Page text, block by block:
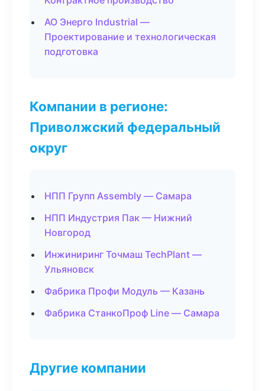
АО Энерго Industrial —
Проектирование и технологическая
подготовка
Компании в регионе:
Приволжский федеральный
округ
НПП Групп Assembly — Самара
НПП Индустрия Пак — Нижний
Новгород
Инжиниринг Точмаш TechPlant —
Ульяновск
Фабрика Профи Модуль — Казань
Фабрика СтанкоПроф Line — Самара
Другие компании